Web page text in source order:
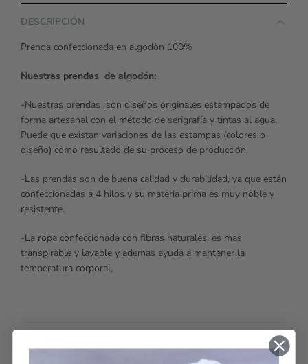
DESCRIPCIÓN
Prenda confeccionada en algodòn 100%
Nuestras prendas de algodón:
-Nuestras prendas son diseños originales estampados de
forma artesanal con el método de serigrafía y tintas al agua.
Puede que existan variaciones de las estampas (colores o
diseño) como resultado de su proceso de producción.
-Las prendas son de buena calidad y durabilidad, ya que están
confeccionadas a 4 hilos y su materia prima es muy noble y
resistente.
-La ropa confeccionada con fibras naturales, es mas
transpirable y lavable y ademas ayuda a mantener la
temperatura corporal.